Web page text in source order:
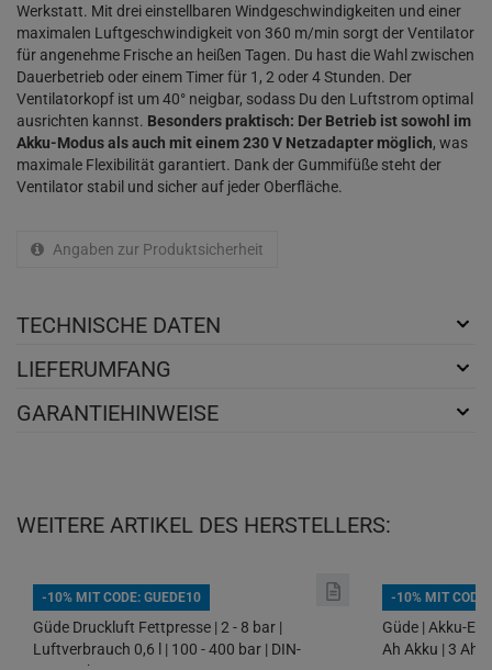
Werkstatt. Mit drei einstellbaren Windgeschwindigkeiten und einer
maximalen Luftgeschwindigkeit von 360 m/min sorgt der Ventilator
für angenehme Frische an heißen Tagen. Du hast die Wahl zwischen
Dauerbetrieb oder einem Timer für 1, 2 oder 4 Stunden. Der
Ventilatorkopf ist um 40° neigbar, sodass Du den Luftstrom optimal
ausrichten kannst. Besonders praktisch: Der Betrieb ist sowohl im
Akku-Modus als auch mit einem 230 V Netzadapter möglich, was
maximale Flexibilität garantiert. Dank der Gummifüße steht der
Ventilator stabil und sicher auf jeder Oberfläche.
Angaben zur Produktsicherheit
TECHNISCHE DATEN
LIEFERUMFANG
GARANTIEHINWEISE
WEITERE ARTIKEL DES HERSTELLERS:
-10% MIT CODE: GUEDE10
Güde Druckluft Fettpresse | 2 - 8 bar |
Luftverbrauch 0,6 l | 100 - 400 bar | DIN-
-10% MIT CODE:
Güde | Akku-
Ah Akku | 3 Ah